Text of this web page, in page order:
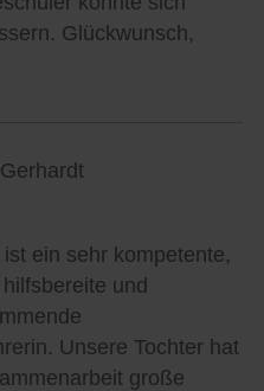
Glückwunsch,
ein sehr kompetente,
und
Unsere Tochter hat
große